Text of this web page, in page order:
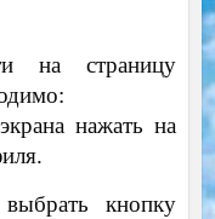
на страницу
нажать на
кнопку